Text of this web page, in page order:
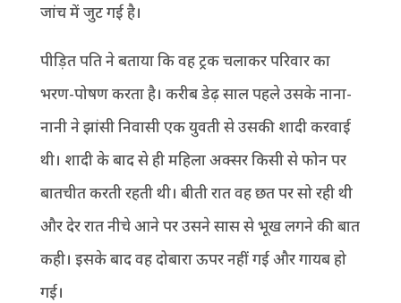
जांच में जुट गई है।
पीड़ित पति ने बताया कि वह ट्रक चलाकर परिवार का
भरण-पोषण करता है। करीब डेढ़ साल पहले उसके नाना-
नानी ने झांसी निवासी एक युवती से उसकी शादी करवाई
थी। शादी के बाद से ही महिला अक्सर किसी से फोन पर
बातचीत करती रहती थी। बीती रात वह छत पर सो रही थी
और देर रात नीचे आने पर उसने सास से भूख लगने की बात
कही। इसके बाद वह दोबारा ऊपर नहीं गई और गायब हो
गई।